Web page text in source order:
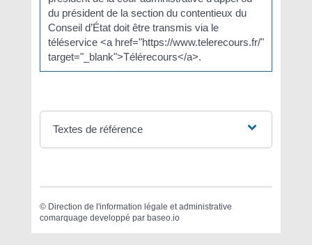
du président de la section du contentieux du
Conseil d’État doit être transmis via le
téléservice <a href="https://www.telerecours.fr/"
target="_blank">Télérecours</a>.
Textes de référence
© Direction de l'information légale et administrative
comarquage developpé par baseo.io